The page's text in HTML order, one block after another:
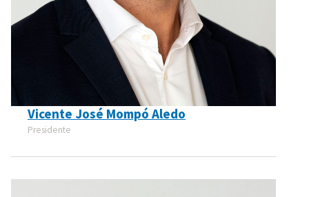
Vicente José Mompó Aledo
Presidente